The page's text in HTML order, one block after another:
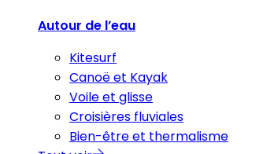
Autour de l’eau
Kitesurf
Canoë et Kayak
Voile et glisse
Croisières fluviales
Bien-être et thermalisme